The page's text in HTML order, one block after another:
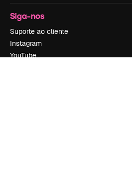
Siga-nos
Suporte ao cliente
Instagram
YouTube